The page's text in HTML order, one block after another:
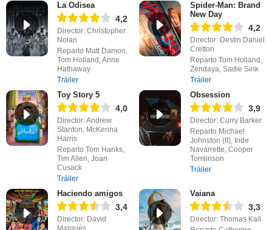
La Odisea
4,2
Director: Christopher
Nolan
Reparto Matt Damon,
Tom Holland, Anne
Hathaway
Tráiler
Spider-Man: Brand
New Day
4,2
Director: Destin Daniel
Cretton
Reparto Tom Holland,
Zendaya, Sadie Sink
Tráiler
Toy Story 5
4,0
Director: Andrew
Stanton, McKenna
Harris
Reparto Tom Hanks,
Tim Allen, Joan
Cusack
Tráiler
Obsession
3,9
Director: Curry Barker
Reparto Michael
Johnston (II), Inde
Navarrette, Cooper
Tomlinson
Tráiler
Haciendo amigos
3,4
Director: David
Vaiana
3,3
Director: Thomas Kail